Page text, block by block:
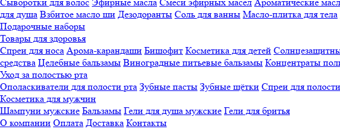
для душа Взбитое масло ши Дезодоранты Соль для ванны Масло-плитка для тела
Подарочные наборы
Товары для здоровья
Спреи для носа Арома-карандаши Бишофит Косметика для детей
средства Целебные бальзамы Виноградные питьевые бальзамы Концентраты
Уход за полостью рта
Ополаскиватели для полости рта Зубные пасты Зубные щётки Спреи для
Косметика для мужчин
Шампуни мужские Бальзамы Гели для душа мужские Гели для бритья
О компании Оплата Доставка Контакты